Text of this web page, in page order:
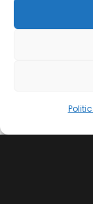
recibido una
al Programa
2020,
para
natural y/o